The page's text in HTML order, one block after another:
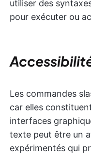
utiliser des
pour exécuter ou
Les commandes
car elles
interfaces
texte peut être un
expérimentés qui